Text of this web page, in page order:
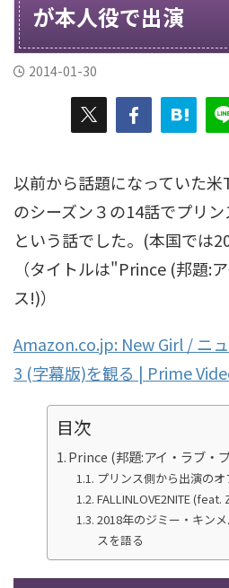
が本人役で出演
2014-01-30
以前から話題になっていた米
のシーズン３の14話でプリ
という話でした。(本国では
（タイトルは"Prince (邦題:
ス!)）
Amazon.co.jp: New Girl / ニ
3 (字幕版)を観る | Prime
目次
Prince (邦題:アイ・ラブ・
プリンス側から出演のオ
FALLINLOVE2NITE
2018年のジミー・キン
スを語る